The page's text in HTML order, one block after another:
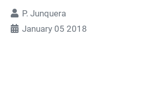
P. Junquera
January 05 2018